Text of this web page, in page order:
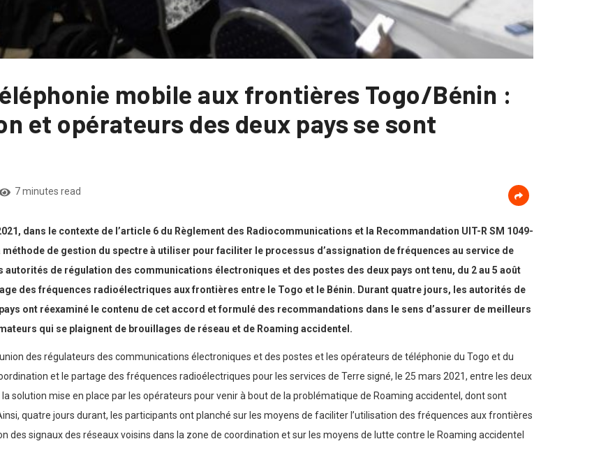
mobile aux frontières Togo/Bénin :
et opérateurs des deux pays se sont
7 minutes read
dans le contexte de l’article 6 du Règlement des Radiocommunications et la Recommandation UIT-R SM 1049-
de gestion du spectre à utiliser pour faciliter le processus d’assignation de fréquences au service de
de régulation des communications électroniques et des postes des deux pays ont tenu, du 2 au 5 août
des fréquences radioélectriques aux frontières entre le Togo et le Bénin. Durant quatre jours, les autorités de
ont réexaminé le contenu de cet accord et formulé des recommandations dans le sens d’assurer de meilleurs
qui se plaignent de brouillages de réseau et de Roaming accidentel.
des régulateurs des communications électroniques et des postes et les opérateurs de téléphonie du Togo et du
et le partage des fréquences radioélectriques pour les services de Terre signé, le 25 mars 2021, entre les deux
solution mise en place par les opérateurs pour venir à bout de la problématique de Roaming accidentel, dont sont
quatre jours durant, les participants ont planché sur les moyens de faciliter l’utilisation des fréquences aux frontières
signaux des réseaux voisins dans la zone de coordination et sur les moyens de lutte contre le Roaming accidentel